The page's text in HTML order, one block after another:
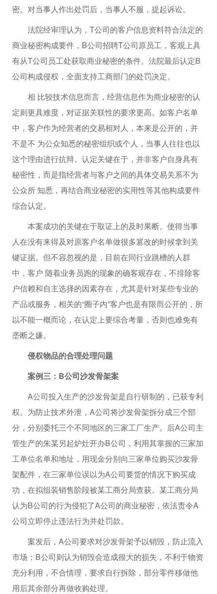
密。对当事人作出处罚后，当事人不服，提起诉讼。
法院经审理认为，T公司的客户信息资料符合法定的
商业秘密构成要件，B公司招聘T公司原员工，客观上具
有从T公司员工处获取商业秘密的条件。法院最后认定B
公司构成侵权，全面支持工商部门的处罚决定。
相 比较技术信息而言，经营信息作为商业秘密的认
定则更具难度，对证据关联性的要求更高。如客户名单
中，客户作为经营者的交易相对人，本来是公开的，并
不是不 为公众知悉的秘密组织或个人，当事人往往也以
这个理由进行抗辩。认定关键在于，并非客户自身具有
秘密性，而是指经营者与客户之间的具体交易关系不为
公众所 知悉，再结合商业秘密的实用性等其他构成要件
综合认定。
本案成功的关键在于取证上的及时果断。使得当事
人在没有来得及对原客户名单做很多篡改的时候拿到关
键证据。但不容忽视的是，目前在同行业跳槽的人群
中，客户 随着业务员跑的现象的确客观存在，不排除客
户信赖和自主选择的因素存在，尤其是针对某些专业的
产品或服务，相关的“圈子内”客户也是有限而公开的，所
以不能一概而论，在认定上要综合考量，否则也难免有
垄断之嫌。
侵权物品的合理处理问题
案例三：B公司沙发骨架案
A公司投入生产的沙发骨架是自行研制的，已获专利
权。为防止技术外泄，A公司将沙发骨架拆分成三个部
分，分别委托三个不同地区的三家工厂生产。后A公司主
管生产的朱某另起炉灶开办B公司，利用其掌握的三家加
工单位名单和地址，用现金分别向三家单位购买沙发骨
架配件，在三家单位误以为A公司要货的情况下购买成
功，在拟组装销售阶段被某工商分局查获。某工商分局
认为B公司的行为侵犯了A公司的商业秘密，依法责令A
公司立即停止违法行为并处罚款。
案发后，A公司要求对沙发骨架予以销毁，防止流入
市场；B公司则认为销毁会造成很大的损失，不利于物资
充分利用，不合情理，要求自行拆除，部分零件移做他
用后其余部分再做收购处理。